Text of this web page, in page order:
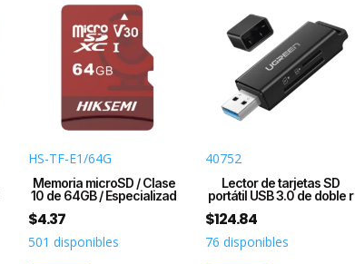
HS-TF-E1/64G
Memoria microSD / Clase
10 de 64GB / Especializad
$4.37
501 disponibles
40752
Lector de tarjetas SD
portátil USB 3.0 de doble r
$124.84
76 disponibles